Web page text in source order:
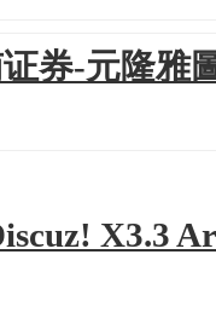
券-元隆雅
X3.3